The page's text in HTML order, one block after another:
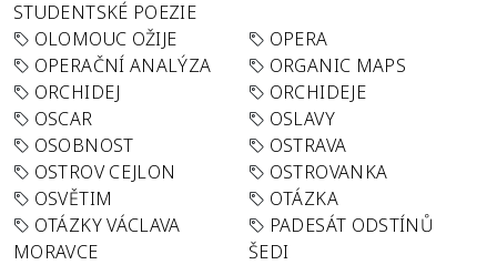
STUDENTSKÉ POEZIE
OLOMOUC OŽIJE
OPERA
OPERAČNÍ ANALÝZA
ORGANIC MAPS
ORCHIDEJ
ORCHIDEJE
OSCAR
OSLAVY
OSOBNOST
OSTRAVA
OSTROV CEJLON
OSTROVANKA
OSVĚTIM
OTÁZKA
OTÁZKY VÁCLAVA
MORAVCE
PADESÁT ODSTÍNŮ
ŠEDI